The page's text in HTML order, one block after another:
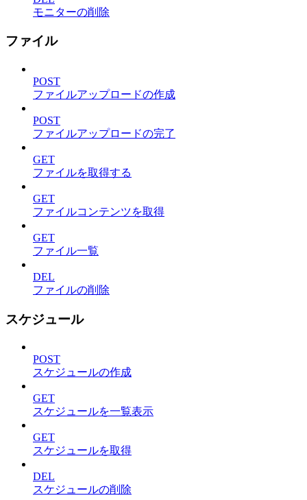
モニターの削除
ファイル
POST
ファイルアップロードの作成
POST
ファイルアップロードの完了
GET
ファイルを取得する
GET
ファイルコンテンツを取得
GET
ファイル一覧
DEL
ファイルの削除
スケジュール
POST
スケジュールの作成
GET
スケジュールを一覧表示
GET
スケジュールを取得
DEL
スケジュールの削除